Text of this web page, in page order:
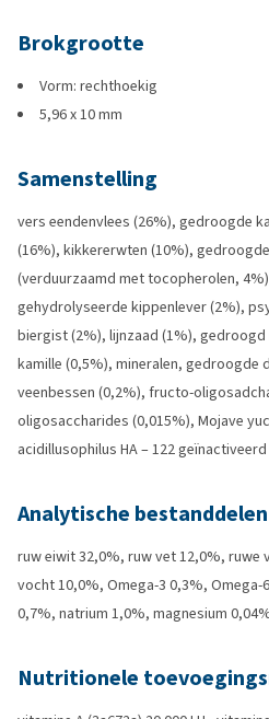
Brokgrootte
Vorm: rechthoekig
5,96 x 10 mm
Samenstelling
vers eendenvlees (26%), gedroogde
(16%), kikkererwten (10%),
(verduurzaamd met tocopherolen,
gehydrolyseerde kippenlever (2%),
biergist (2%), lijnzaad (1%),
kamille (0,5%), mineralen, gedroogde
veenbessen (0,2%), fructo-
oligosaccharides (0,015%), Mojave
acidillusophilus HA – 122
Analytische bestanddelen
ruw eiwit 32,0%, ruw vet 12,0%, ruwe
vocht 10,0%, Omega-3 0,3%,
0,7%, natrium 1,0%, magnesium
Nutritionele